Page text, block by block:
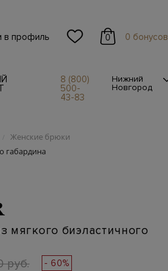
в профиль 0 0 бонусов
8 (800)
500-
43-83
Нижний
Новгород
/ Женские брюки
габардина
мягкого биэластичного
руб. - 60%